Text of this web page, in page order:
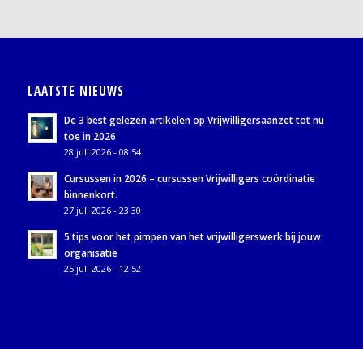
LAATSTE NIEUWS
De 3 best gelezen artikelen op Vrijwilligersaanzet tot nu
toe in 2026
28 juli 2026 - 08:54
Cursussen in 2026 – cursussen Vrijwilligers coördinatie
binnenkort.
27 juli 2026 - 23:30
5 tips voor het pimpen van het vrijwilligerswerk bij jouw
organisatie
25 juli 2026 - 12:52